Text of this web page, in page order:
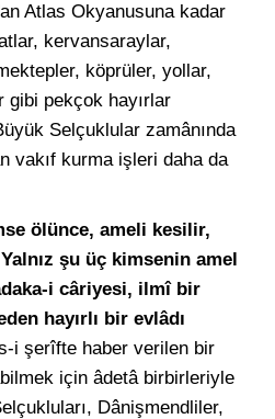
Atlas Okyanusuna kadar
kervansaraylar,
köprüler, yollar,
gibi pekçok hayırlar
Selçuklular zamânında
vakıf kurma işleri daha da
ölünce, ameli kesilir,
şu üç kimsenin amel
i câriyesi, ilmî bir
hayırlı bir evlâdı
i şerîfte haber verilen bir
için âdetâ birbirleriyle
Dânişmendliler,